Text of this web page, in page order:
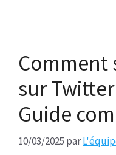
Comment
sur Twitter
Guide
10/03/2025 par